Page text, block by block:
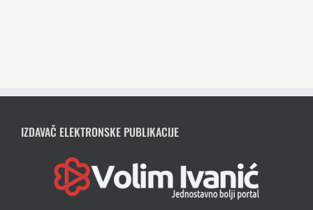
IZDAVAČ ELEKTRONSKE PUBLIKACIJE